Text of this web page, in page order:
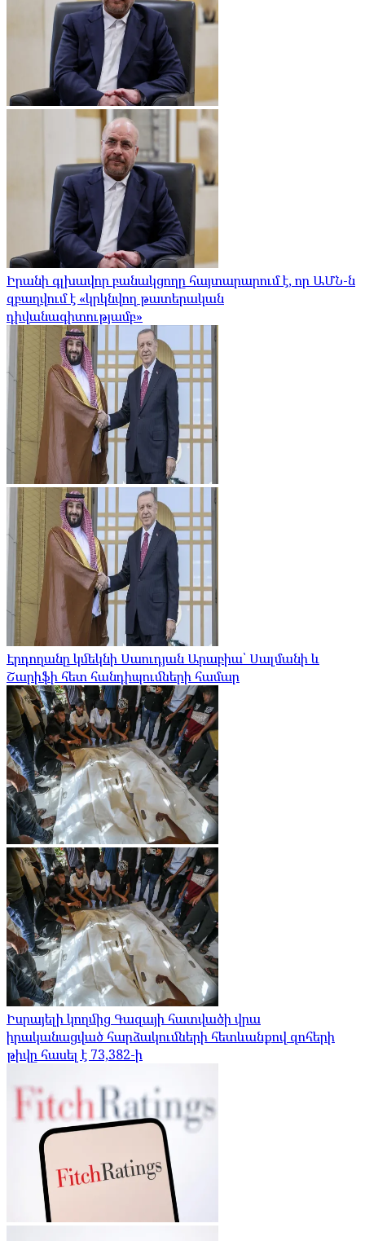
Իրանի գլխավոր բանակցողը հայտարարում է, որ ԱՄՆ-ն
զբաղվում է «կրկնվող թատերական
դիվանագիտությամբ»
Էրդողանը կմեկնի Սաուդյան Արաբիա՝ Սալմանի և
Շարիֆի հետ հանդիպումների համար
Իսրայելի կողմից Գազայի հատվածի վրա
իրականացված հարձակումների հետևանքով զոհերի
թիվը հասել է 73,382-ի